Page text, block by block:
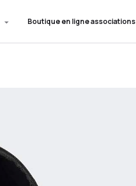
Boutique en ligne associations